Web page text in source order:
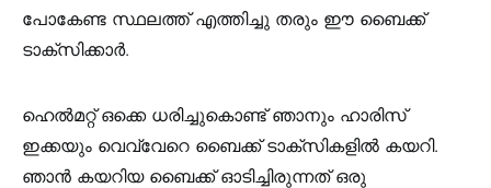
പോകേണ്ട സ്ഥലത്ത് എത്തിച്ചു തരും ഈ ബൈക്ക്
ടാക്സിക്കാർ.
ഹെൽമറ്റ് ഒക്കെ ധരിച്ചുകൊണ്ട് ഞാനും ഹാരിസ്
ഇക്കയും വെവ്വേറെ ബൈക്ക് ടാക്സികളിൽ കയറി.
ഞാൻ കയറിയ ബൈക്ക് ഓടിച്ചിരുന്നത് ഒരു